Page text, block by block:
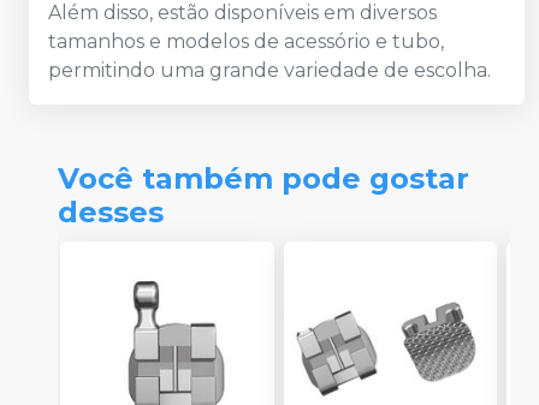
Além disso, estão disponíveis em diversos
tamanhos e modelos de acessório e tubo,
permitindo uma grande variedade de escolha.
Você também pode gostar
desses